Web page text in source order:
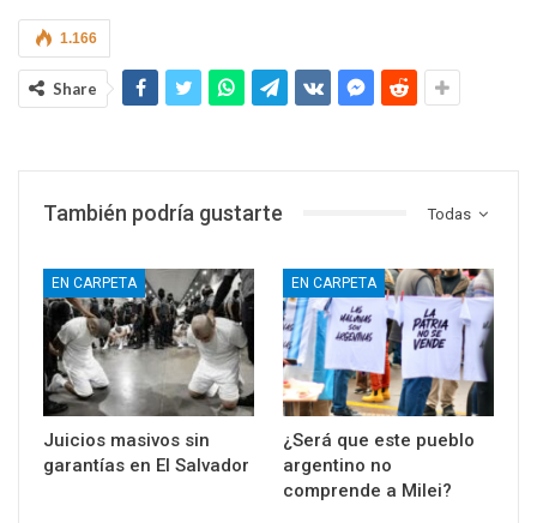
1.166
Share
Todas
También podría gustarte
EN CARPETA
Juicios masivos sin
garantías en El Salvador
EN CARPETA
¿Será que este pueblo
argentino no
comprende a Milei?